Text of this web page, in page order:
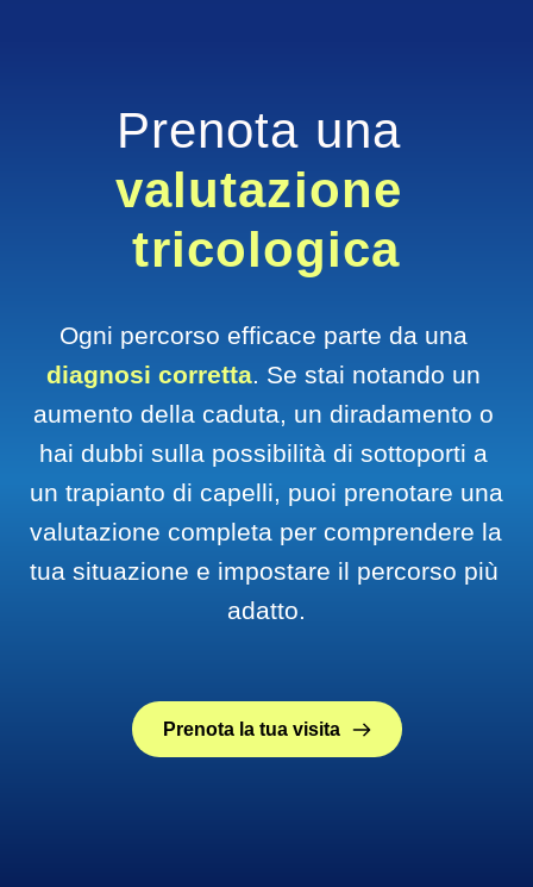
valutazione
tricologica
Ogni percorso efficace parte da una
diagnosi corretta. Se stai notando un
aumento della caduta, un diradamento o
hai dubbi sulla possibilità di sottoporti a
un trapianto di capelli, puoi prenotare una
valutazione completa per comprendere la
tua situazione e impostare il percorso più
adatto.
Prenota la tua visita